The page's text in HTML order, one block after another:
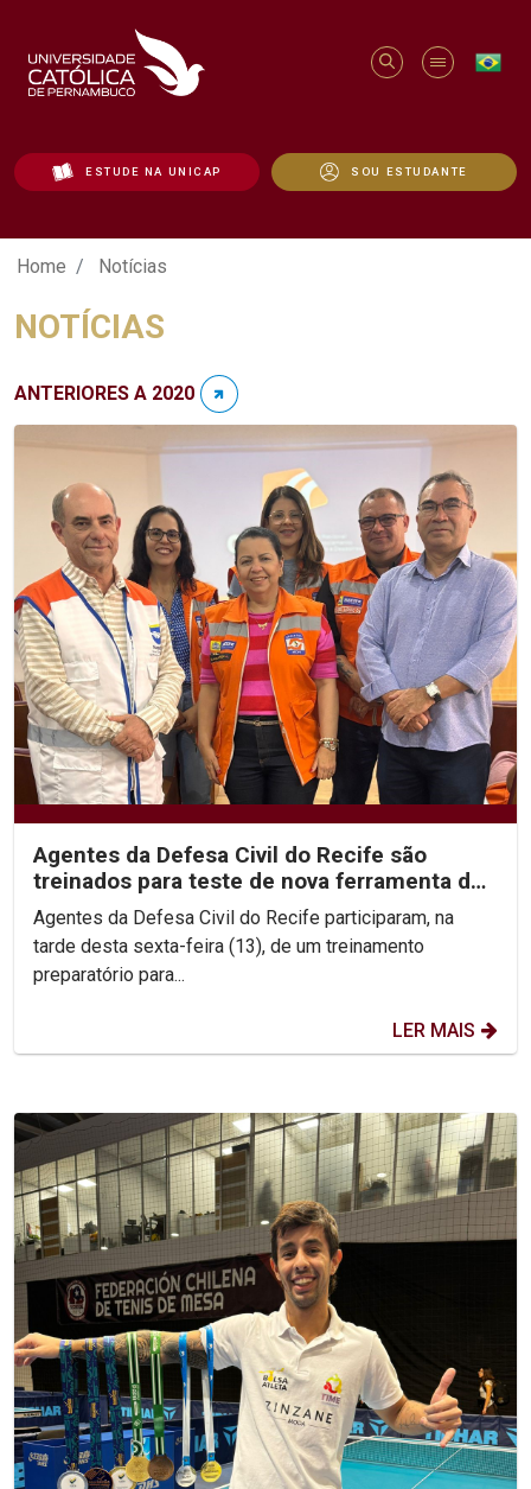
ESTUDE NA UNICAP SOU ESTUDANTE
Notícias - Unicap
Home Notícias
NOTÍCIAS
ANTERIORES A 2020
Agentes da Defesa Civil do Recife são
treinados para teste de nova ferramenta de
alerta de desastres
Agentes da Defesa Civil do Recife participaram, na
tarde desta sexta-feira (13), de um treinamento
preparatório para...
LER MAIS